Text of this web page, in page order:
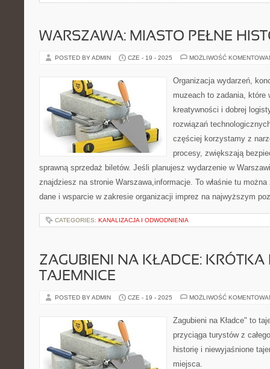
WARSZAWA: MIASTO PEŁNE
POSTED BY ADMIN CZE - 19 - 2025 MOŻLIWOŚĆ
Organizacja wydarzeń,
muzeach to zadania, które
kreatywności i dobrej
rozwiązań
częściej korzystamy z
procesy, zwiększają
sprawną sprzedaż biletów. Jeśli planujesz wydarzenie w
znajdziesz na stronie Warszawa,informacje. To właśnie tu
dane i wsparcie w zakresie organizacji imprez na najwyższym
CATEGORIES: KANALIZACJA I ODWODNIENIA
ZAGUBIENI NA KŁADCE: KRÓTKA
TAJEMNICE
POSTED BY ADMIN CZE - 19 - 2025 MOŻLIWOŚĆ
Zagubieni na Kładce" to
przyciąga turystów z
historię i niewyjaśnione
miejsca.